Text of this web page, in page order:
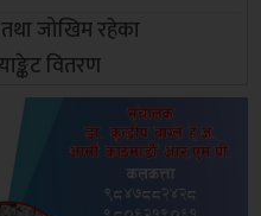
जोखिम रहेका
वितरण